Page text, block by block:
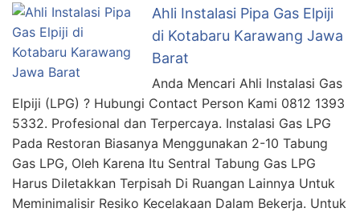
Ahli Instalasi Pipa Gas Elpiji
di Kotabaru Karawang Jawa
Barat
Anda Mencari Ahli Instalasi Gas
Elpiji (LPG) ? Hubungi Contact Person Kami 0812 1393
5332. Profesional dan Terpercaya. Instalasi Gas LPG
Pada Restoran Biasanya Menggunakan 2-10 Tabung
Gas LPG, Oleh Karena Itu Sentral Tabung Gas LPG
Harus Diletakkan Terpisah Di Ruangan Lainnya Untuk
Meminimalisir Resiko Kecelakaan Dalam Bekerja. Untuk